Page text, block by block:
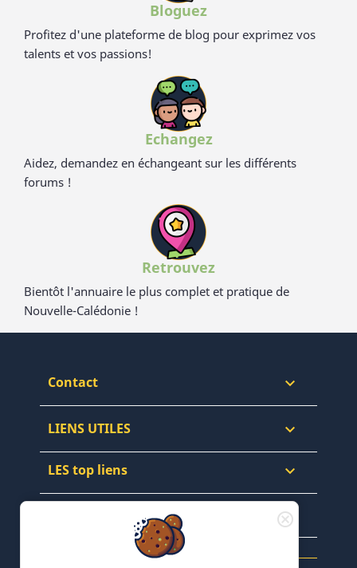
Bloguez
Profitez d'une plateforme de blog pour exprimez vos
talents et vos passions!
Echangez
Aidez, demandez en échangeant sur les différents
forums !
Retrouvez
Bientôt l'annuaire le plus complet et pratique de
Nouvelle-Calédonie !
Contact 
LIENS UTILES 
LES top liens 
NEWSLETTERS & WEB 